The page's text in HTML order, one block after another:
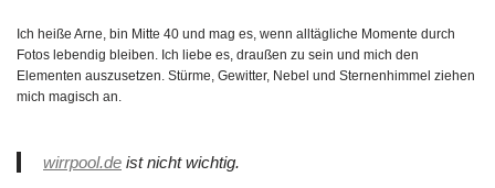
Ich heiße Arne, bin Mitte 40 und mag es, wenn alltägliche Momente durch
Fotos lebendig bleiben. Ich liebe es, draußen zu sein und mich den
Elementen auszusetzen. Stürme, Gewitter, Nebel und Sternenhimmel ziehen
mich magisch an.
wirrpool.de ist nicht wichtig.